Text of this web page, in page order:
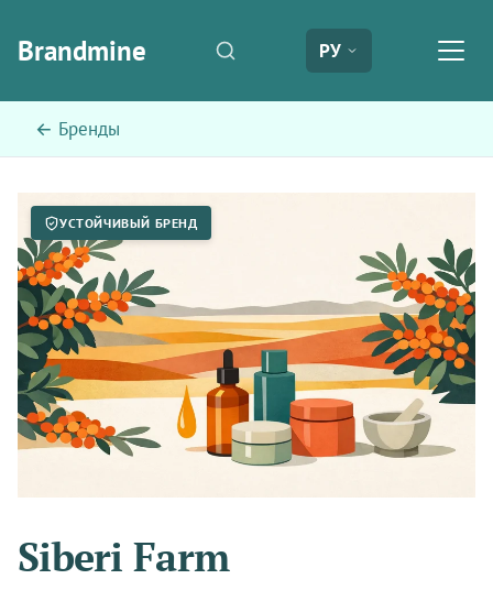
Brandmine РУ
← Бренды
УСТОЙЧИВЫЙ БРЕНД
Siberi Farm